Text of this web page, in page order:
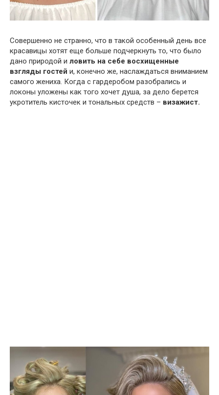
Совершенно не странно, что в такой особенный день все
красавицы хотят еще больше подчеркнуть то, что было
дано природой и ловить на себе восхищенные
взгляды гостей и, конечно же, наслаждаться вниманием
самого жениха. Когда с гардеробом разобрались и
локоны уложены как того хочет душа, за дело берется
укротитель кисточек и тональных средств – визажист.